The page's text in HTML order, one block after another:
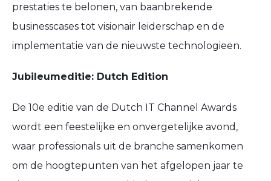
prestaties te belonen, van baanbrekende
businesscases tot visionair leiderschap en de
implementatie van de nieuwste technologieën.
Jubileumeditie: Dutch Edition
De 10e editie van de Dutch IT Channel Awards
wordt een feestelijke en onvergetelijke avond ,
waar professionals uit de branche samenkomen
om de hoogtepunten van het afgelopen jaar te